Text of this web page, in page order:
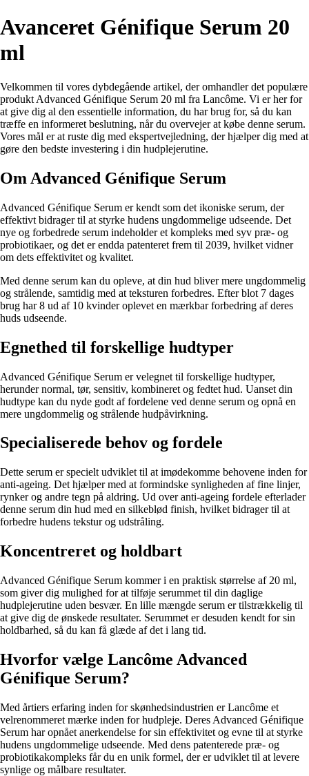
Avanceret Génifique Serum 20
ml
Velkommen til vores dybdegående artikel, der omhandler det populære
produkt Advanced Génifique Serum 20 ml fra Lancôme. Vi er her for
at give dig al den essentielle information, du har brug for, så du kan
træffe en informeret beslutning, når du overvejer at købe denne serum.
Vores mål er at ruste dig med ekspertvejledning, der hjælper dig med at
gøre den bedste investering i din hudplejerutine.
Om Advanced Génifique Serum
Advanced Génifique Serum er kendt som det ikoniske serum, der
effektivt bidrager til at styrke hudens ungdommelige udseende. Det
nye og forbedrede serum indeholder et kompleks med syv præ- og
probiotikaer, og det er endda patenteret frem til 2039, hvilket vidner
om dets effektivitet og kvalitet.
Med denne serum kan du opleve, at din hud bliver mere ungdommelig
og strålende, samtidig med at teksturen forbedres. Efter blot 7 dages
brug har 8 ud af 10 kvinder oplevet en mærkbar forbedring af deres
huds udseende.
Egnethed til forskellige hudtyper
Advanced Génifique Serum er velegnet til forskellige hudtyper,
herunder normal, tør, sensitiv, kombineret og fedtet hud. Uanset din
hudtype kan du nyde godt af fordelene ved denne serum og opnå en
mere ungdommelig og strålende hudpåvirkning.
Specialiserede behov og fordele
Dette serum er specielt udviklet til at imødekomme behovene inden for
anti-ageing. Det hjælper med at formindske synligheden af fine linjer,
rynker og andre tegn på aldring. Ud over anti-ageing fordele efterlader
denne serum din hud med en silkeblød finish, hvilket bidrager til at
forbedre hudens tekstur og udstråling.
Koncentreret og holdbart
Advanced Génifique Serum kommer i en praktisk størrelse af 20 ml,
som giver dig mulighed for at tilføje serummet til din daglige
hudplejerutine uden besvær. En lille mængde serum er tilstrækkelig til
at give dig de ønskede resultater. Serummet er desuden kendt for sin
holdbarhed, så du kan få glæde af det i lang tid.
Hvorfor vælge Lancôme Advanced
Génifique Serum?
Med årtiers erfaring inden for skønhedsindustrien er Lancôme et
velrenommeret mærke inden for hudpleje. Deres Advanced Génifique
Serum har opnået anerkendelse for sin effektivitet og evne til at styrke
hudens ungdommelige udseende. Med dens patenterede præ- og
probiotikakompleks får du en unik formel, der er udviklet til at levere
synlige og målbare resultater.